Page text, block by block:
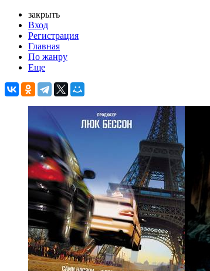
закрыть
Вход
Регистрация
Главная
По жанру
Еще